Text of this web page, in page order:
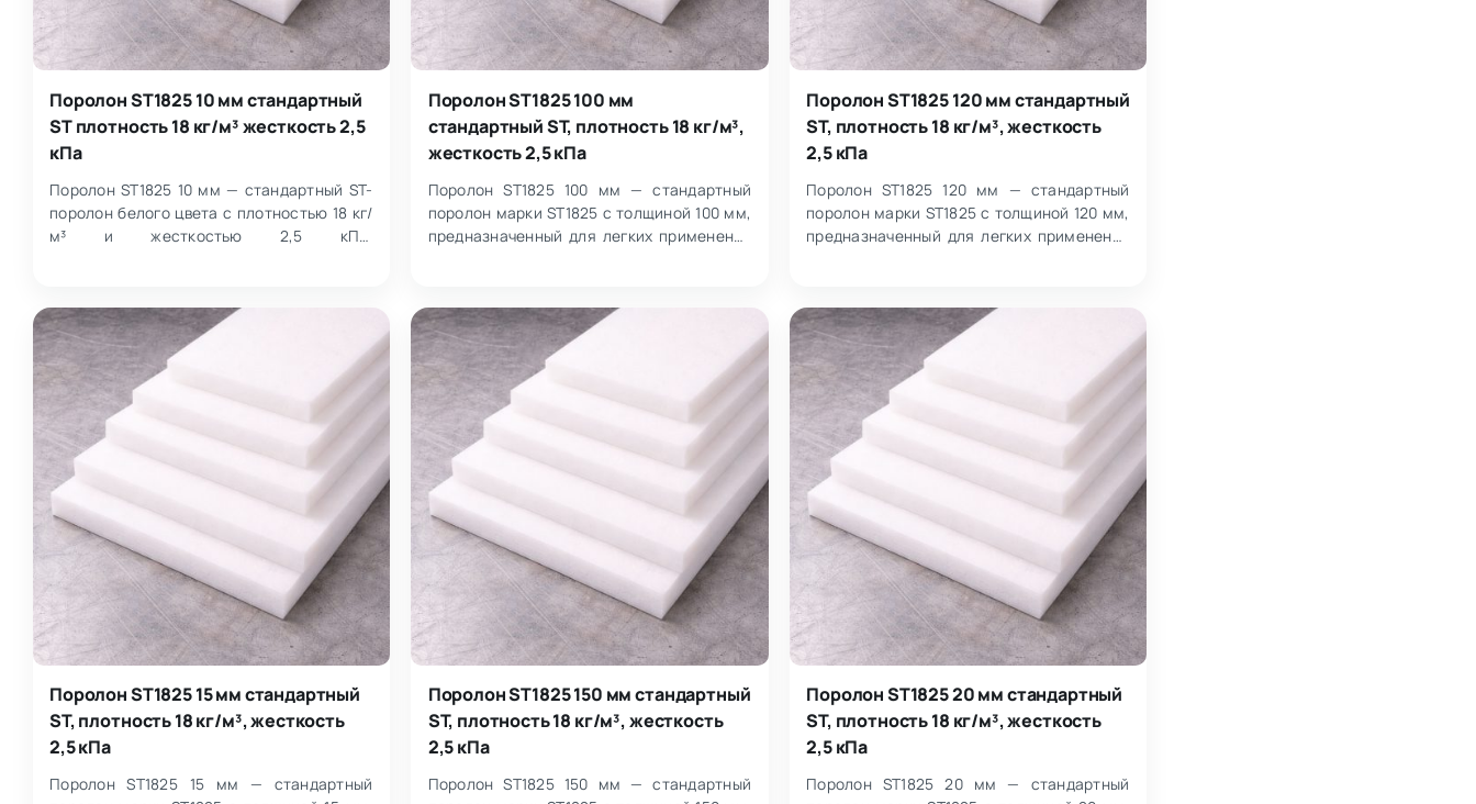
Поролон ST1825 10 мм стандартный
ST плотность 18 кг/м³ жесткость 2,5
кПа
Поролон ST1825 10 мм — стандартный ST-
поролон белого цвета с плотностью 18 кг/
м³ и жесткостью 2,5 кПа,
Поролон ST1825 100 мм
стандартный ST, плотность 18 кг/м³,
жесткость 2,5 кПа
Поролон ST1825 100 мм — стандартный
поролон марки ST1825 с толщиной 100 мм,
предназначенный для легких применений
Поролон ST1825 120 мм стандартный
ST, плотность 18 кг/м³, жесткость
2,5 кПа
Поролон ST1825 120 мм — стандартный
поролон марки ST1825 с толщиной 120 мм,
предназначенный для легких применений
Поролон ST1825 15 мм стандартный
ST, плотность 18 кг/м³, жесткость
2,5 кПа
Поролон ST1825 15 мм — стандартный
Поролон ST1825 150 мм стандартный
ST, плотность 18 кг/м³, жесткость
2,5 кПа
Поролон ST1825 150 мм — стандартный
Поролон ST1825 20 мм стандартный
ST, плотность 18 кг/м³, жесткость
2,5 кПа
Поролон ST1825 20 мм — стандартный